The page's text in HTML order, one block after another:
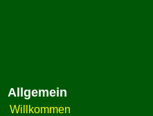
Allgemein
Willkommen